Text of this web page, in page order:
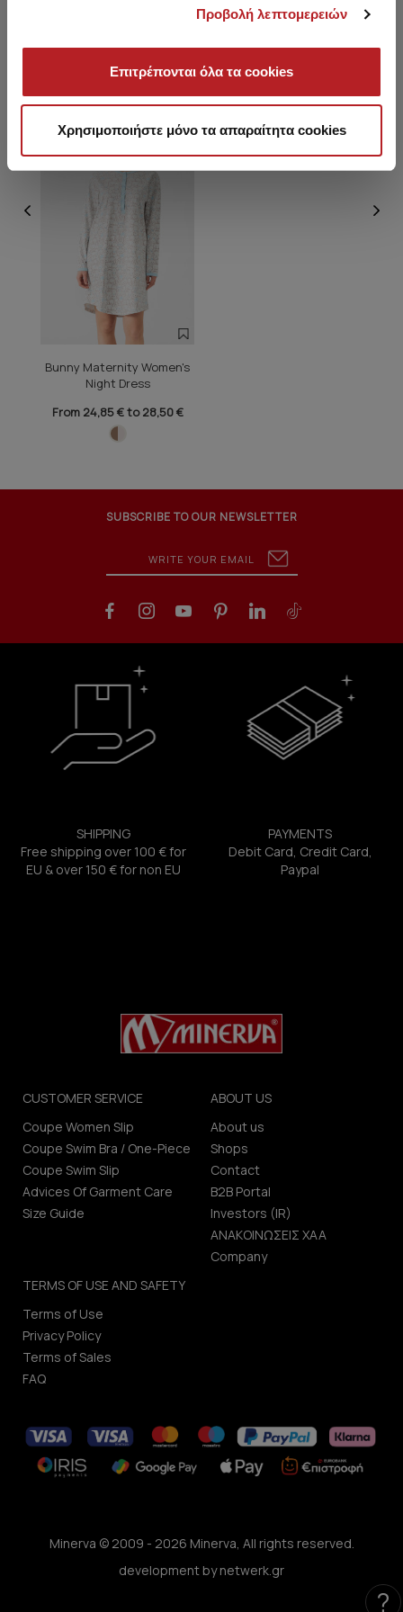
Προβολή λεπτομερειών
Επιτρέπονται όλα τα cookies
Χρησιμοποιήστε μόνο τα απαραίτητα cookies
You saw recently
HOT OFFER
Bunny Maternity Women's
Night Dress
From 24,85 € to 28,50 €
SUBSCRIBE TO OUR NEWSLETTER
SHIPPING
Free shipping over 100 € for
EU & over 150 € for non EU
PAYMENTS
Debit Card, Credit Card,
Paypal
CUSTOMER SERVICE
Coupe Women Slip
Coupe Swim Bra / One-Piece
Coupe Swim Slip
Advices Of Garment Care
Size Guide
ABOUT US
About us
Shops
Contact
B2B Portal
Investors (IR)
ΑΝΑΚΟΙΝΩΣΕΙΣ ΧΑΑ
Company
TERMS OF USE AND SAFETY
Terms of Use
Privacy Policy
Terms of Sales
FAQ
Minerva © 2009 - 2026 Minerva, All rights reserved.
development bynetwerk.gr
?